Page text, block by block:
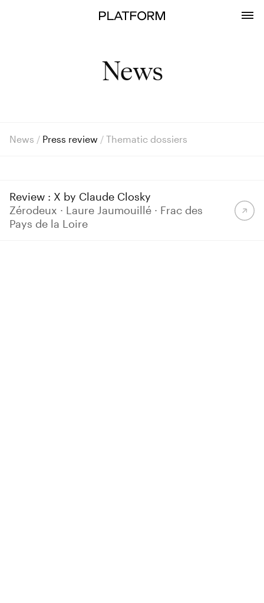
News
News / Press review / Thematic dossiers
Zérodeux · Laure Jaumouillé · Frac des
Pays de la Loire
Review : X by Claude Closky